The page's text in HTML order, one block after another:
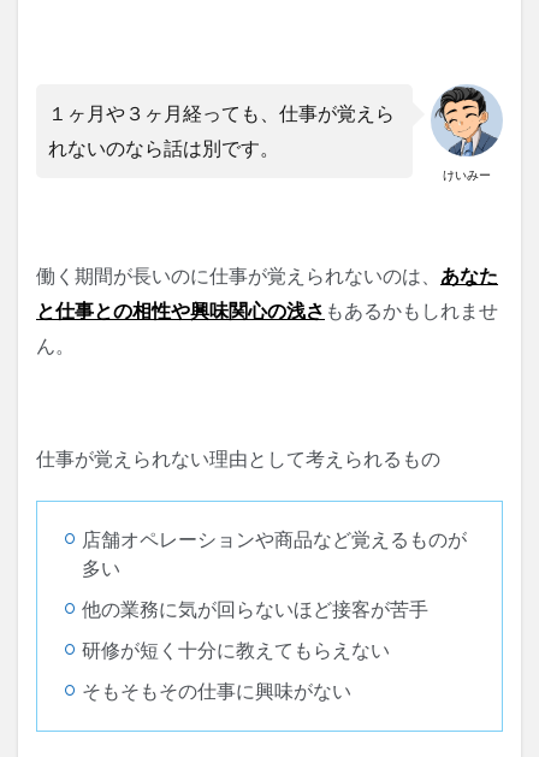
けいみー
１ヶ月や３ヶ月経っても、仕事が覚えら
れないのなら話は別です。
働く期間が長いのに仕事が覚えられないのは、 あなた
と仕事との相性や興味関心の浅さ もあるかもしれませ
ん。
仕事が覚えられない理由として考えられるもの
店舗オペレーションや商品など覚えるものが
多い
他の業務に気が回らないほど接客が苦手
研修が短く十分に教えてもらえない
そもそもその仕事に興味がない